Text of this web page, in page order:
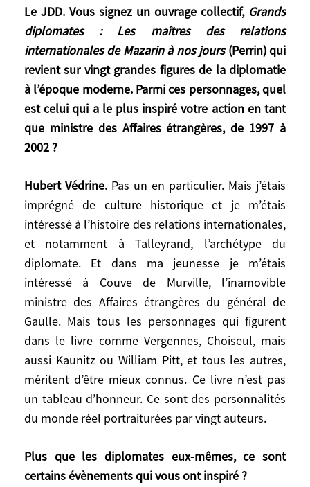
Le JDD. Vous signez un ouvrage collectif, Grands
diplomates : Les maîtres des relations
internationales de Mazarin à nos jours(Perrin) qui
revient sur vingt grandes figures de la diplomatie
à l’époque moderne. Parmi ces personnages, quel
est celui qui a le plus inspiré votre action en tant
que ministre des Affaires étrangères, de 1997 à
2002 ?
Hubert Védrine. Pas un en particulier. Mais j’étais
imprégné de culture historique et je m’étais
intéressé à l’histoire des relations internationales,
et notamment à Talleyrand, l’archétype du
diplomate. Et dans ma jeunesse je m’étais
intéressé à Couve de Murville, l’inamovible
ministre des Affaires étrangères du général de
Gaulle. Mais tous les personnages qui figurent
dans le livre comme Vergennes, Choiseul, mais
aussi Kaunitz ou William Pitt, et tous les autres,
méritent d’être mieux connus. Ce livre n’est pas
un tableau d’honneur. Ce sont des personnalités
du monde réel portraiturées par vingt auteurs.
Plus que les diplomates eux-mêmes, ce sont
certains évènements qui vous ont inspiré ?
introduit et conclu, Hubert Védrine a
accordé un entretien àL’Express.
Le JDD. Vous signez un ouvrage collectif,
Grands diplomates : Les maîtres des
relations internationales de Mazarin à nos
jours(Perrin) qui revient sur vingt grandes
figures de la diplomatie à l’époque
moderne. Parmi ces personnages, quel est
tant que ministre des Affaires étrangères,
de 1997 à 2002 ?
Hubert Védrine.Pas un en particulier. Mais
j’étais imprégné de culture historique et je
m’étais intéressé à l’histoire des relations
internationales, et notamment à
Talleyrand, l’archétype du diplomate. Et
dans ma jeunesse je m’étais intéressé à
Couve de Murville, l’inamovible ministre
des Affaires étrangères du général de
Gaulle. Mais tous les personnages qui
figurent dans le livre comme Vergennes,
Choiseul, mais aussi Kaunitz ou William
mieux connus. Ce livre n’est pas un tableau
d’honneur. Ce sont des personnalités du